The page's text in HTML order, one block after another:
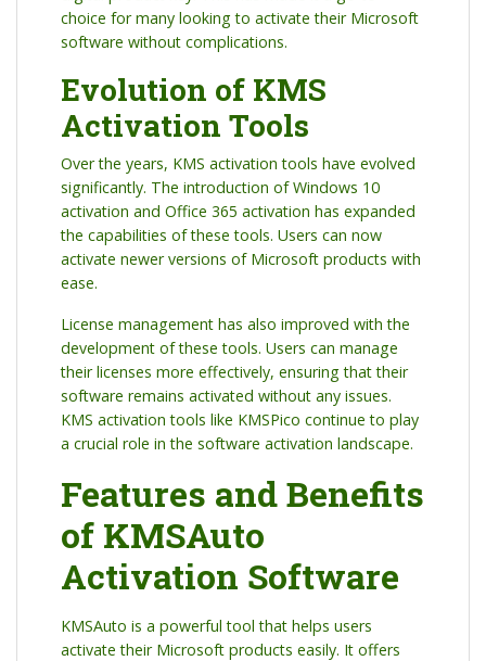
choice for many looking to activate their Microsoft
software without complications.
Evolution of KMS
Activation Tools
Over the years, KMS activation tools have evolved
significantly. The introduction of Windows 10
activation and Office 365 activation has expanded
the capabilities of these tools. Users can now
activate newer versions of Microsoft products with
ease.
License management has also improved with the
development of these tools. Users can manage
their licenses more effectively, ensuring that their
software remains activated without any issues.
KMS activation tools like KMSPico continue to play
a crucial role in the software activation landscape.
Features and Benefits
of KMSAuto
Activation Software
KMSAuto is a powerful tool that helps users
activate their Microsoft products easily. It offers